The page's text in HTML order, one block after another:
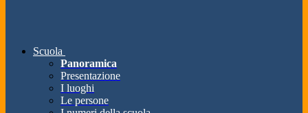
Scuola
Panoramica
Presentazione
I luoghi
Le persone